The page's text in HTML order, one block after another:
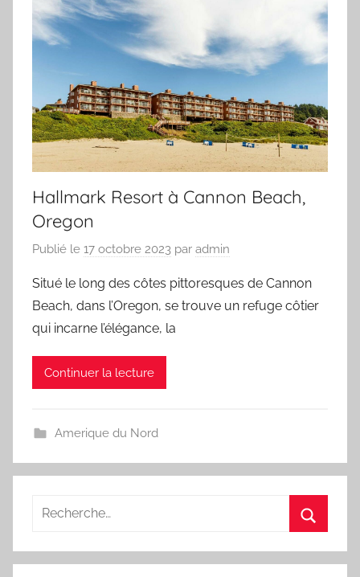
Hallmark Resort à Cannon Beach,
Oregon
Publié le 17 octobre 2023 par admin
Situé le long des côtes pittoresques de Cannon
Beach, dans l’Oregon, se trouve un refuge côtier
qui incarne l’élégance, la
Continuer la lecture
Amerique du Nord
Recherche
: